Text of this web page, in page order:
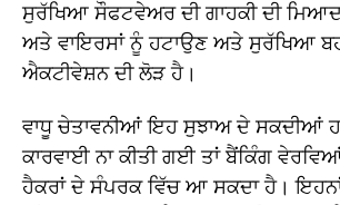
ਸੁਰੱਖਿਆ ਸੌਫਟਵੇਅਰ ਦੀ ਗਾਹਕੀ ਦੀ
ਅਤੇ ਵਾਇਰਸਾਂ ਨੂੰ ਹਟਾਉਣ ਅਤੇ ਸੁਰੱਖਿਆ
ਐਕਟੀਵੇਸ਼ਨ ਦੀ ਲੋੜ ਹੈ।
ਵਾਧੂ ਚੇਤਾਵਨੀਆਂ ਇਹ ਸੁਝਾਅ ਦੇ ਸਕਦੀਆਂ
ਕਾਰਵਾਈ ਨਾ ਕੀਤੀ ਗਈ ਤਾਂ ਬੈਂਕਿੰਗ
ਹੈਕਰਾਂ ਦੇ ਸੰਪਰਕ ਵਿੱਚ ਆ ਸਕਦਾ ਹੈ।